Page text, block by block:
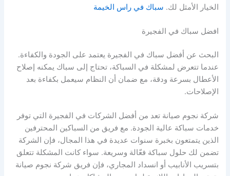
الخيار الأمثل لك. سباك في راس الخيمة
افضل سباك في الفجيرة
البحث عن أفضل سباك في الفجيرة يعتمد على الجودة والكفاءة.
عندما تتعرض لمشكلة في السباكة، تحتاج إلى سباك يمكنه إصلاح
الأعطال بسرعة ودقة، مع ضمان أن النظام سيعمل بكفاءة بعد
الإصلاحات.
شركة نجوم صيانة تعد من أفضل الشركات في الفجيرة التي توفر
خدمات سباكة عالية الجودة. مع فريق من السباكين المحترفين
الذين يتمتعون بخبرة سنوات عديدة في هذا المجال، فإن الشركة
تضمن لك حلول سباكة فعّالة وسريعة. سواء كانت المشكلة تتعلق
بتسريب الأنابيب أو انسداد المجاري، فإن فريق شركة نجوم صيانة